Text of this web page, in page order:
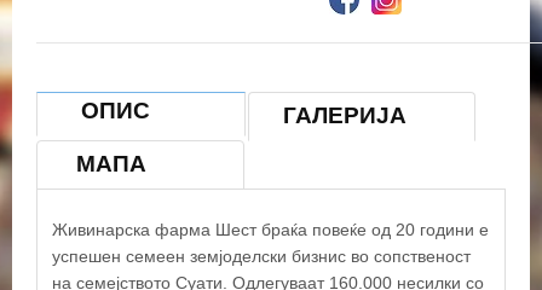
ОПИС
ГАЛЕРИЈА
МАПА
Живинарска фарма Шест браќа повеќе од 20 години е
успешен семеен земјоделски бизнис во сопственост
на семејството Суати. Одлегуваат 160.000 несилки со
+
−